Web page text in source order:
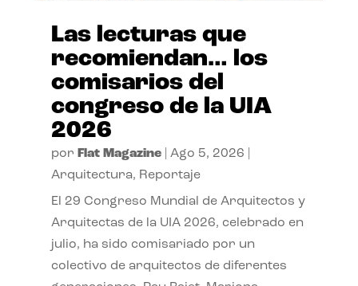
Las lecturas que
recomiendan… los
comisarios del
congreso de la UIA
2026
por Flat Magazine| Ago 5, 2026
Arquitectura, Reportaje
El 29 Congreso Mundial de Arquitectos y
Arquitectas de la UIA 2026, celebrado en
julio, ha sido comisariado por un
colectivo de arquitectos de diferentes